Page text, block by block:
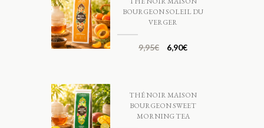
BOURGEON SOLEIL DU
VERGER
9,95€ 6,90€
THÉ NOIR MAISON
BOURGEON SWEET
MORNING TEA